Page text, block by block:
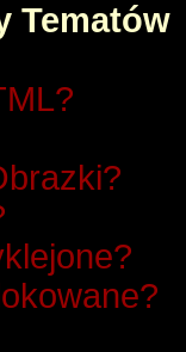
Tematów